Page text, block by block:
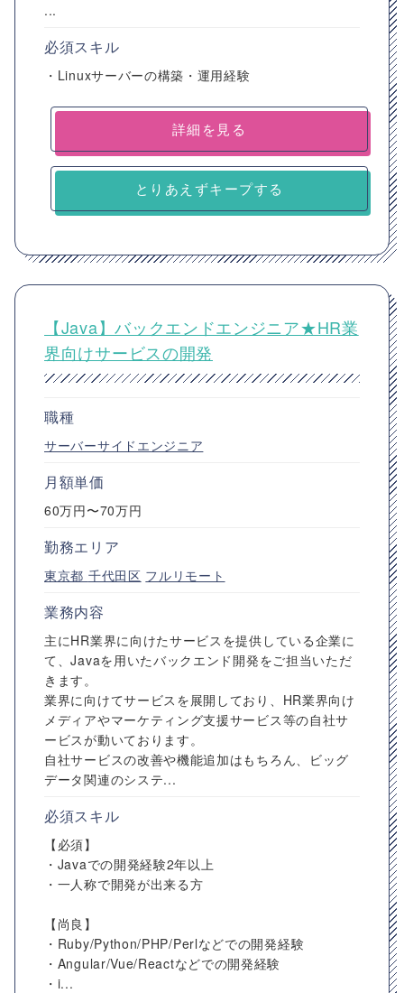
...
必須スキル
・Linuxサーバーの構築・運用経験
詳細を見る
とりあえずキープする
【Java】バックエンドエンジニア★HR業
界向けサービスの開発
職種
サーバーサイドエンジニア
月額単価
60万円〜70万円
勤務エリア
東京都 千代田区 フルリモート
業務内容
主にHR業界に向けたサービスを提供している企業に
て、Javaを用いたバックエンド開発をご担当いただ
きます。
業界に向けてサービスを展開しており、HR業界向け
メディアやマーケティング支援サービス等の自社サ
ービスが動いております。
自社サービスの改善や機能追加はもちろん、ビッグ
データ関連のシステ...
必須スキル
【必須】
・Javaでの開発経験2年以上
・一人称で開発が出来る方
【尚良】
・Ruby/Python/PHP/Perlなどでの開発経験
・Angular/Vue/Reactなどでの開発経験
・i...